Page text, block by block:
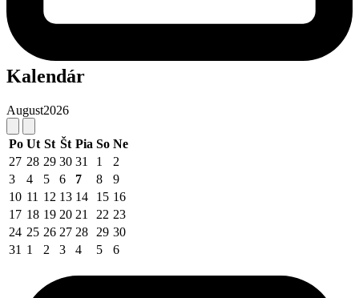
Kalendár
August2026
Po Ut St Št Pia So Ne
27 28 29 30 31 1
2
3
4 5 6 7 8
9
10 11 12 13 14 15 16
17 18 19 20 21 22 23
24 25 26 27 28 29 30
31 1 2 3 4 5 6